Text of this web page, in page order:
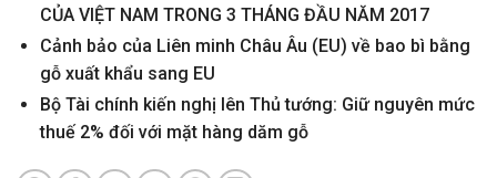
CỦA VIỆT NAM TRONG 3 THÁNG ĐẦU NĂM 2017
Cảnh bảo của Liên minh Châu Âu (EU) về bao bì bằng
gỗ xuất khẩu sang EU
Bộ Tài chính kiến nghị lên Thủ tướng: Giữ nguyên mức
thuế 2% đối với mặt hàng dăm gỗ